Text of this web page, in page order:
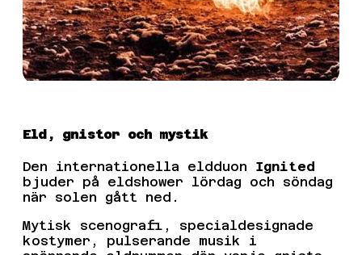
Eld, gnistor och mystik
Den internationella eldduon Ignited
bjuder på eldshower lördag och söndag
när solen gått ned.
Mytisk scenografi, specialdesignade
kostymer, pulserande musik i